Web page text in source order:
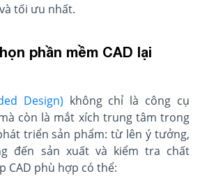
tối ưu nhất.
phần mềm CAD lại
Design) không chỉ là công cụ
còn là mắt xích trung tâm trong
triển sản phẩm: từ lên ý tưởng,
đến sản xuất và kiểm tra chất
CAD phù hợp có thể: